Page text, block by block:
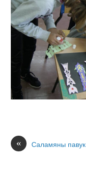
« Саламяны павук